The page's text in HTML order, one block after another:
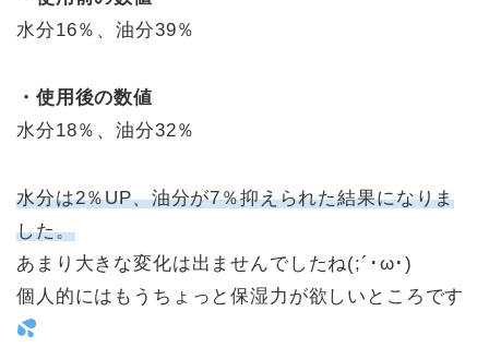
水分16％、油分39％
・使用後の数値
水分18％、油分32％
水分は2％UP、油分が7％抑えられた結果になりま
した。
あまり大きな変化は出ませんでしたね(;´･ω･)
個人的にはもうちょっと保湿力が欲しいところです